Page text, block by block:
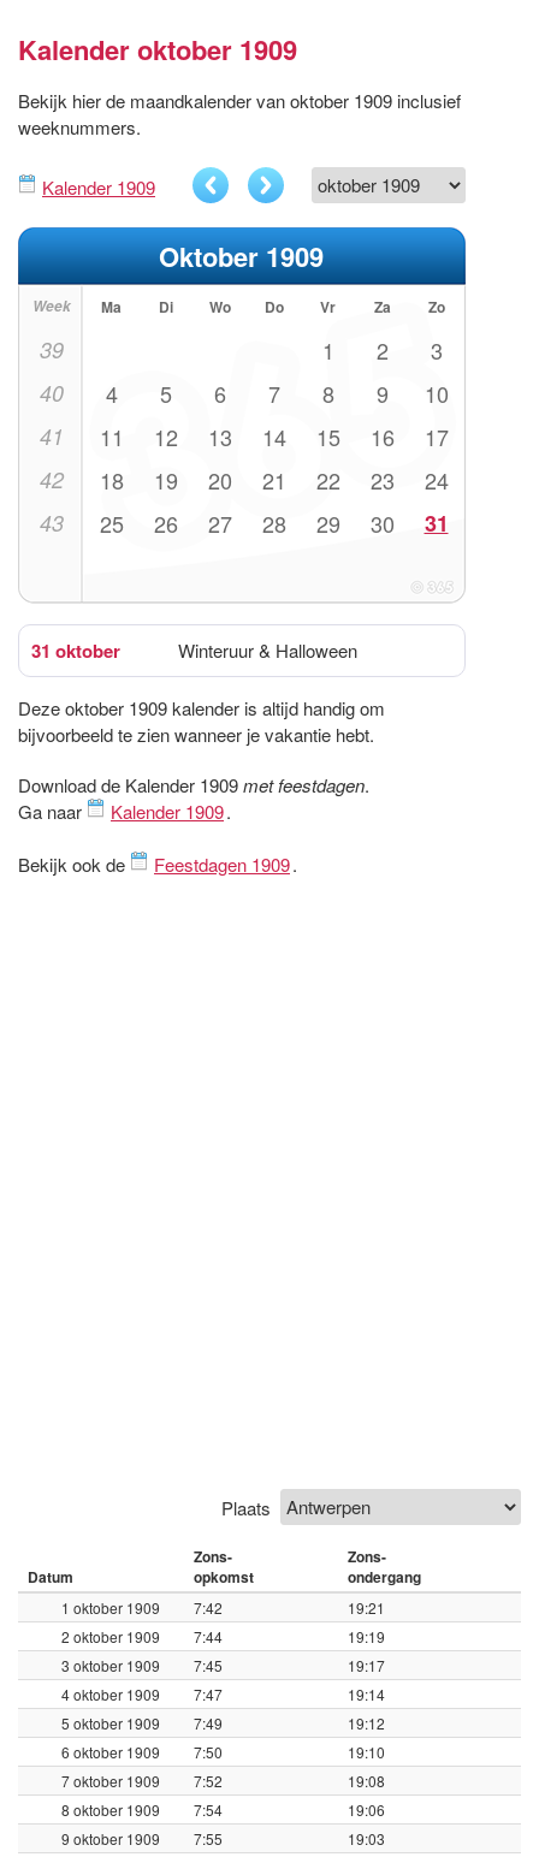
Kalender oktober 1909
Bekijk hier de maandkalender van oktober 1909 inclusief
weeknummers.
Kalender 1909
Oktober 1909
Week Ma Di Wo Do Vr Za Zo
39 1 2 3
40 4 5 6 7 8 9 10
41 11 12 13 14 15 16 17
42 18 19 20 21 22 23 24
43 25 26 27 28 29 30 31
31 oktober Winteruur & Halloween
Deze oktober 1909 kalender is altijd handig om
bijvoorbeeld te zien wanneer je vakantie hebt.
Download de Kalender 1909met feestdagen.
Ga naar
Kalender 1909.
Bekijk ook de Feestdagen 1909.
Plaats
Datum
Zons-
opkomst
Zons-
ondergang
1 oktober 1909 7:42
19:21
2 oktober 1909
7:44
19:19
3 oktober 1909
7:45
19:17
4 oktober 1909
7:47
19:14
5 oktober 1909
7:49
19:12
6 oktober 1909
7:50
19:10
7 oktober 1909
7:52
19:08
8 oktober 1909
7:54
19:06
9 oktober 1909
7:55
19:03